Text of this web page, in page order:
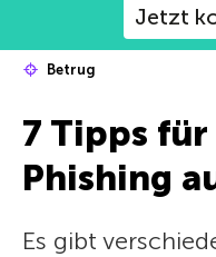
Jetzt
Betrug
7 Tipps
Phishing
Es gibt